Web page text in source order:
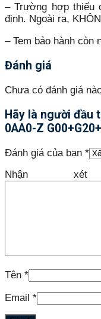
– Trường hợp thiếu
định. Ngoài ra,
– Tem bảo hành còn
Đánh giá
Chưa có đánh giá
Hãy là người đầu
0AA0-Z
Đánh giá của bạn *
Nhận
Tên *
Email *